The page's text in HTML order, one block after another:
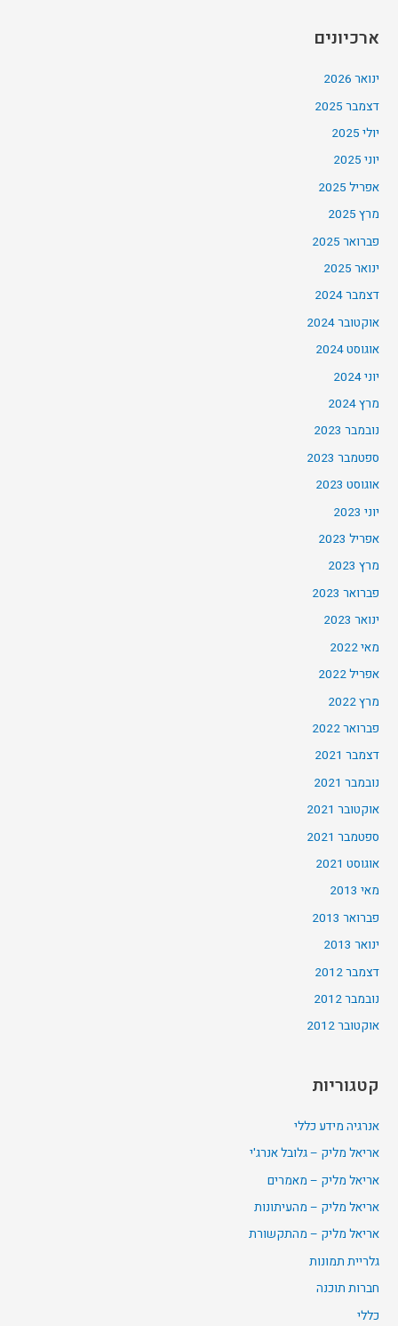
ארכיונים
ינואר 2026
דצמבר 2025
יולי 2025
יוני 2025
אפריל 2025
מרץ 2025
פברואר 2025
ינואר 2025
דצמבר 2024
אוקטובר 2024
אוגוסט 2024
יוני 2024
מרץ 2024
נובמבר 2023
ספטמבר 2023
אוגוסט 2023
יוני 2023
אפריל 2023
מרץ 2023
פברואר 2023
ינואר 2023
מאי 2022
אפריל 2022
מרץ 2022
פברואר 2022
דצמבר 2021
נובמבר 2021
אוקטובר 2021
ספטמבר 2021
אוגוסט 2021
מאי 2013
פברואר 2013
ינואר 2013
דצמבר 2012
נובמבר 2012
אוקטובר 2012
קטגוריות
אנרגיה מידע כללי
אריאל מליק – גלובל אנרג'י
אריאל מליק – מאמרים
אריאל מליק – מהעיתונות
אריאל מליק – מהתקשורת
גלריית תמונות
חברות תוכנה
כללי